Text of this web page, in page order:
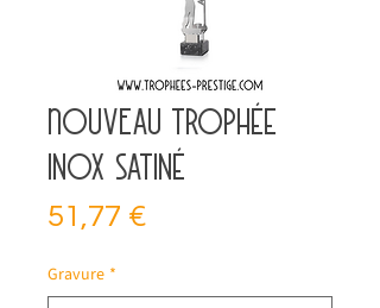
NOUVEAU trophée
inox satiné
51,77 €
Gravure *